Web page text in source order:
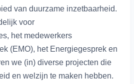
van duurzame inzetbaarheid.
voor
het medewerkers
(EMO), het Energiegesprek en
we (in) diverse projecten die
en welzijn te maken hebben.